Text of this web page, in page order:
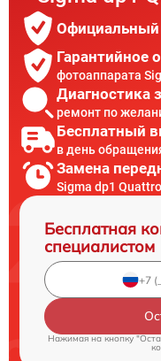
Официальный
Гарантийное
фотоаппарата
Диагностика
ремонт по
Бесплатный
в день
Замена
Sigma dp1
Бесплатная
специалистом
Нажимая на кнопку